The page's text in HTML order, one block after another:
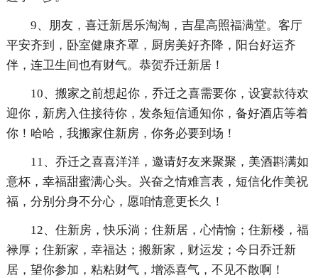
9、朋友，喜迁新居乐淘淘，吉星高照福满堂。客厅
平安齐到，卧室健康齐罩，厨房美好齐降，阳台好运齐
伴，连卫生间也有财气。恭贺乔迁新居！
10、搬家之前想起你，乔迁之喜需要你，设宴款待欢
迎你，新房入住接待你，发条短信通知你，备好酒店等着
你！哈哈，我搬家住新房，你务必要到场！
11、乔迁之喜喜洋洋，邀请好友来聚聚，美酒斟满如
意杯，幸福甜蜜满心头。兴奋之情难言表，短信化作美祝
福，分别分身不分心，愿咱情意更长久！
12、住新房，快乐淌；住新居，心情愉；住新楼，福
禄厚；住新家，幸福达；搬新家，财运发；今日乔迁新
居，望你参加，粘粘财气，增添喜气，不见不散啊！